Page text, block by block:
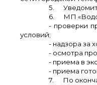
5.
6.
МП
- проверки
условий;
- надзора за
- осмотра
- приема в
- приема
7.
По